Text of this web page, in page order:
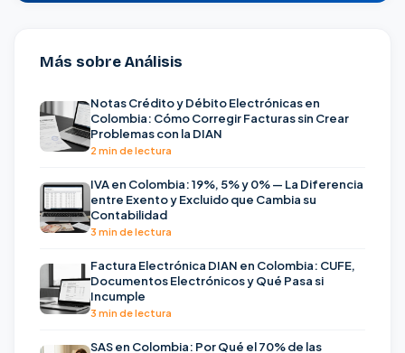
Más sobre Análisis
Notas Crédito y Débito Electrónicas en
Colombia: Cómo Corregir Facturas sin Crear
Problemas con la DIAN
2 min de lectura
IVA en Colombia: 19%, 5% y 0% — La Diferencia
entre Exento y Excluido que Cambia su
Contabilidad
3 min de lectura
Factura Electrónica DIAN en Colombia: CUFE,
Documentos Electrónicos y Qué Pasa si
Incumple
3 min de lectura
SAS en Colombia: Por Qué el 70% de las